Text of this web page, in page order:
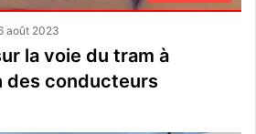
août 2023
la voie du tram à
des conducteurs